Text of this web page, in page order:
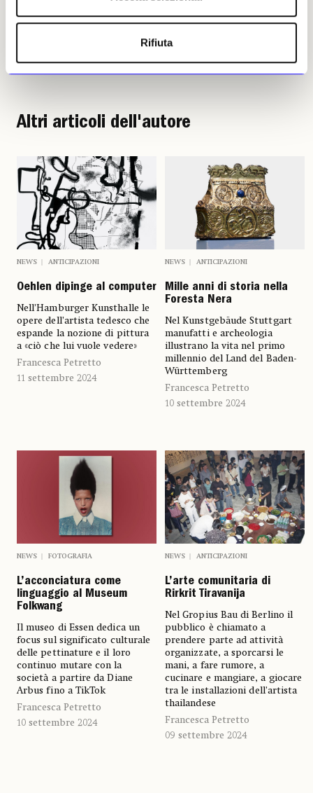
Rifiuta
Leggi i suoi articoli
Altri articoli dell'autore
NEWS ANTICIPAZIONI
Oehlen dipinge al computer
Nell’Hamburger Kunsthalle le
opere dell’artista tedesco che
espande la nozione di pittura
a «ciò che lui vuole vedere»
Francesca Petretto
11 settembre 2024
NEWS ANTICIPAZIONI
Mille anni di storia nella
Foresta Nera
Nel Kunstgebäude Stuttgart
manufatti e archeologia
illustrano la vita nel primo
millennio del Land del Baden-
Württemberg
Francesca Petretto
10 settembre 2024
NEWS FOTOGRAFIA
L’acconciatura come
linguaggio al Museum
Folkwang
Il museo di Essen dedica un
focus sul significato culturale
delle pettinature e il loro
continuo mutare con la
società a partire da Diane
Arbus fino a TikTok
Francesca Petretto
10 settembre 2024
NEWS ANTICIPAZIONI
L’arte comunitaria di
Rirkrit Tiravanija
Nel Gropius Bau di Berlino il
pubblico è chiamato a
prendere parte ad attività
organizzate, a sporcarsi le
mani, a fare rumore, a
cucinare e mangiare, a giocare
tra le installazioni dell’artista
thailandese
Francesca Petretto
09 settembre 2024